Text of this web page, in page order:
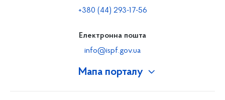
Мапа порталу
+380 (44) 293-17-56
Електронна пошта
info@ispf.gov.ua